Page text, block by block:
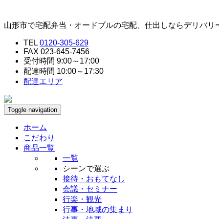
山形市で宅配弁当・オードブルの宅配、仕出しならデリバリ
TEL 0120-305-629
FAX 023-645-7456
受付時間 9:00～17:00
配達時間 10:00～17:30
配達エリア
Toggle navigation
ホーム
こだわり
商品一覧
一覧
シーンで選ぶ
接待・おもてなし
会議・セミナー
行楽・観光
行事・地域の集まり